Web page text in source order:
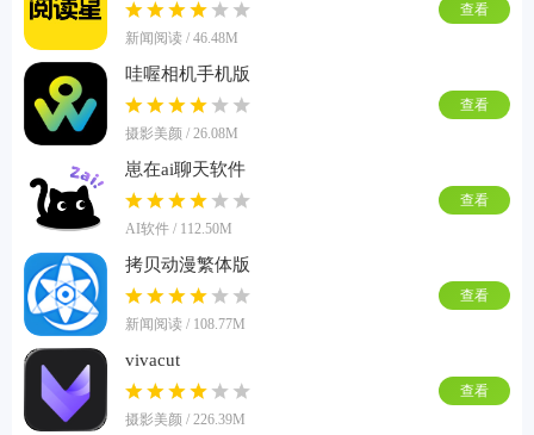
新闻阅读 / 46.48M
查看
哇喔相机手机版
摄影美颜 / 26.08M
查看
崽在ai聊天软件
AI软件 / 112.50M
查看
拷贝动漫繁体版
新闻阅读 / 108.77M
查看
vivacut
摄影美颜 / 226.39M
查看